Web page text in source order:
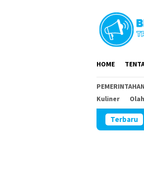
HOME
PEMERINTAHAN
Kuliner
Terbaru